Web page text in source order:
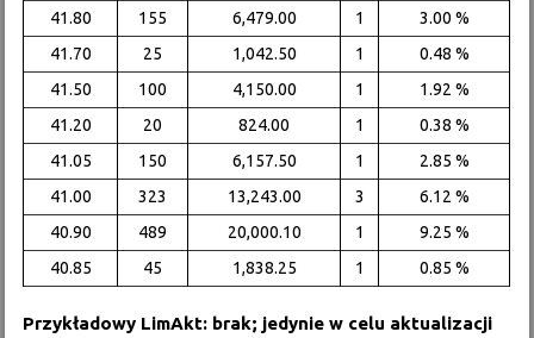
41.80
155 6,479.00 1
3.00 %
41.70
25 1,042.50 1
0.48 %
41.50
100 4,150.00 1
1.92 %
41.20
20 824.00 1
0.38 %
41.05
150 6,157.50 1
2.85 %
41.00
323 13,243.00 3
6.12 %
40.90
489 20,000.10 1
9.25 %
40.85
45 1,838.25 1 0.85 %
Przykładowy LimAkt: brak; jedynie w celu aktualizacji